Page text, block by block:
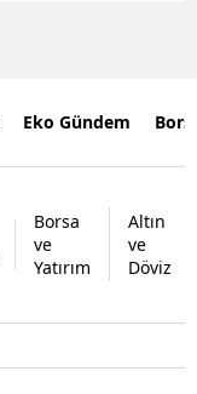
Eko Gündem
Borsa
ve
Yatırım
Altın
ve
Döviz